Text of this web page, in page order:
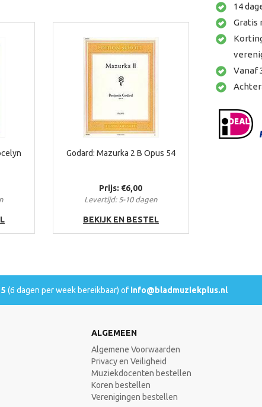
Godard: Mazurka 2 B Opus 54
Prijs: €6,00
Levertijd: 5-10 dagen
BEKIJK EN BESTEL
14
Gratis
Vanaf
(6 dagen per week bereikbaar) of info@bladmuziekplus.nl
ALGEMEEN
Algemene Voorwaarden
Privacy en Veiligheid
Muziekdocenten bestellen
Koren bestellen
Verenigingen bestellen